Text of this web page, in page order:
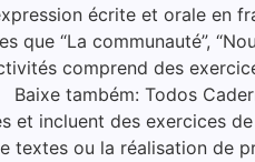
écrite et orale en
“La communauté”,
comprend des
também: Todos
et incluent des exercices
ou la réalisation de